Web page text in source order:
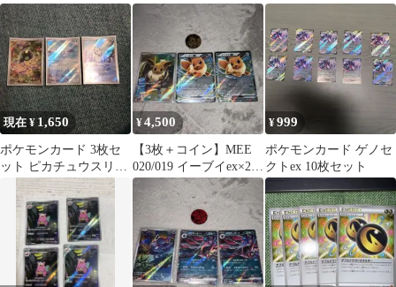
現在 ¥1,650
ポケモンカード 3枚セ
ット ピカチュウスリー
¥4,500
【3枚＋コイン】MEE
020/019 イーブイex×2
スターターセットex
¥999
ポケモンカード ゲノセ
クトex 10枚セット